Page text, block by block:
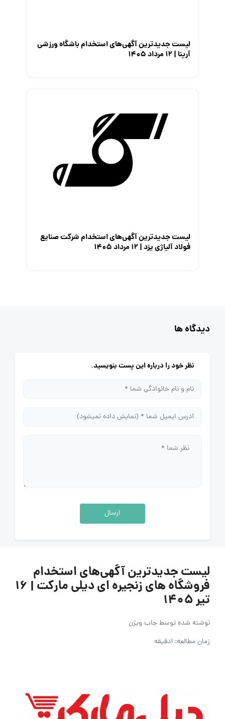
لیست جدیدترین آگهی‌های استخدام باشگاه ورزشی
آرینا | ۱۲ مرداد ۱۴۰۵
لیست جدیدترین آگهی‌های استخدام شرکت صنایع
فولاد آلیاژی یزد | ۱۲ مرداد ۱۴۰۵
دیدگاه ها
نظر خود را درباره این پست بنویسید.
ارسال
لیست جدیدترین آگهی‌های استخدام
فروشگاه های زنجیره ای دیلی مارکت | ۱۶
تیر ۱۴۰۵
نوشته شده توسطجاب ویژن
زمان مطالعه: 1دقیقه